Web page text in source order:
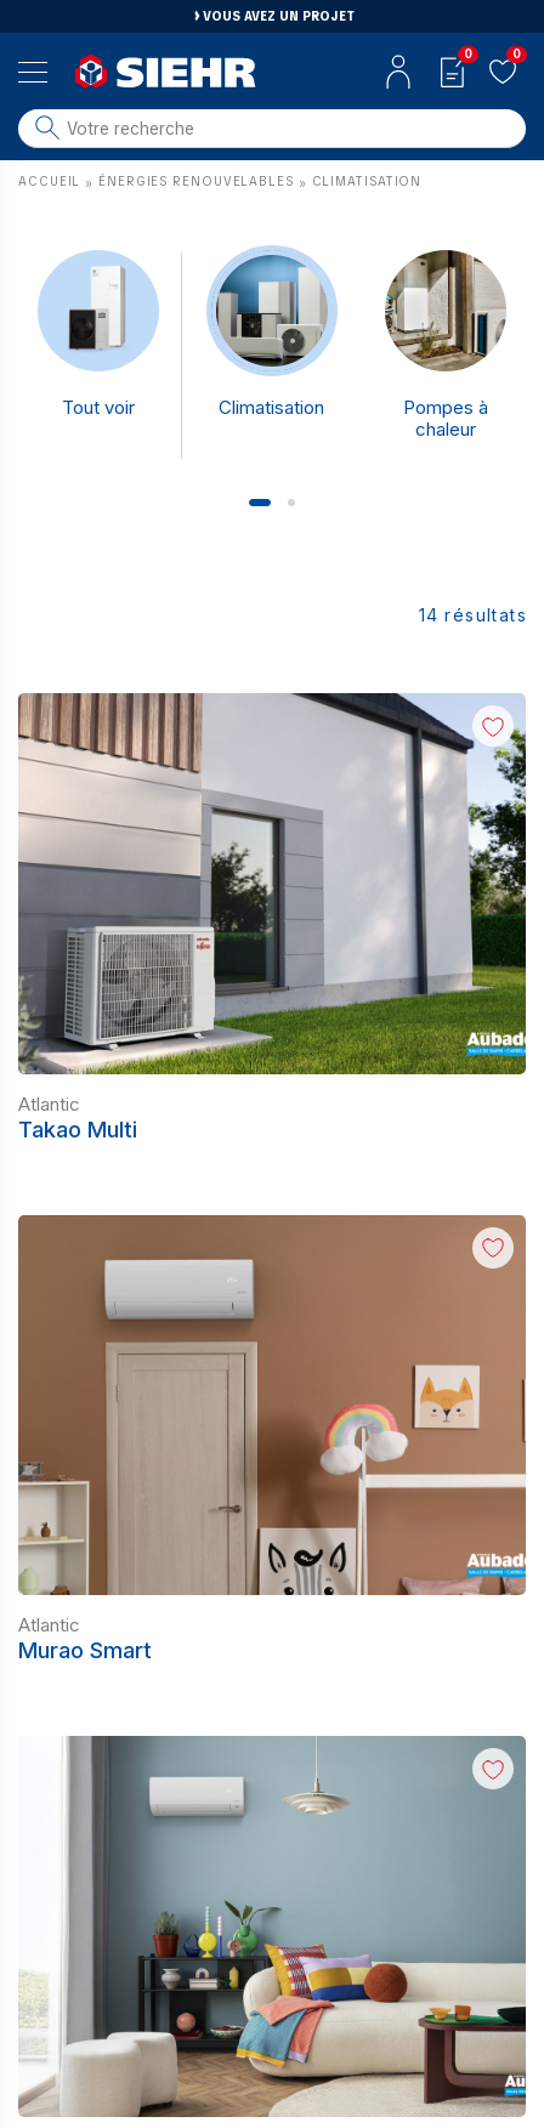
VOUS AVEZ UN PROJET
salle de bain
carrelage
photovoltaïque
matériaux
aménagement
0 0
ACCUEIL » ÉNERGIES RENOUVELABLES » CLIMATISATION
Tout voir Climatisation
Pompes à
chaleur
14 résultats
Atlantic
Takao Multi
Atlantic
Murao Smart